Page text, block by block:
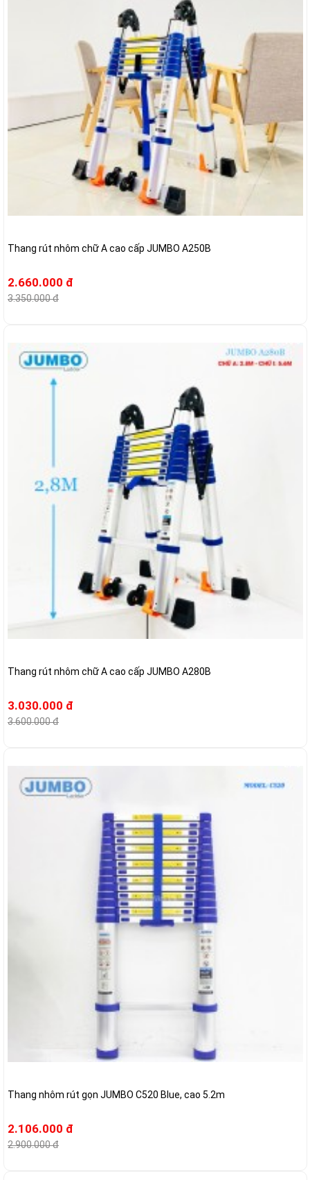
Thang rút nhôm chữ A cao cấp JUMBO A250B
2.660.000 đ
3.350.000 đ
Thang rút nhôm chữ A cao cấp JUMBO A280B
3.030.000 đ
3.600.000 đ
Thang nhôm rút gọn JUMBO C520 Blue, cao 5.2m
2.106.000 đ
2.900.000 đ